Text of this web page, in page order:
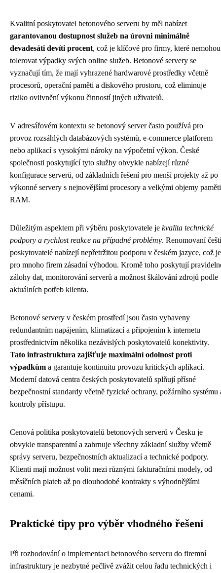
Kvalitní poskytovatel betonového serveru by měl nabízet
garantovanou dostupnost služeb na úrovni minimálně
devadesáti devíti procent, což je klíčové pro firmy, které nemohou
tolerovat výpadky svých online služeb. Betonové servery se
vyznačují tím, že mají vyhrazené hardwarové prostředky včetně
procesorů, operační paměti a diskového prostoru, což eliminuje
riziko ovlivnění výkonu činností jiných uživatelů.
V adresářovém kontextu se betonový server často používá pro
provoz rozsáhlých databázových systémů, e-commerce platforem
nebo aplikací s vysokými nároky na výpočetní výkon. České
společnosti poskytující tyto služby obvykle nabízejí různé
konfigurace serverů, od základních řešení pro menší projekty až po
výkonné servery s nejnovějšími procesory a velkými objemy paměti
RAM.
Důležitým aspektem při výběru poskytovatele je kvalita technické
podpory a rychlost reakce na případné problémy. Renomovaní čeští
poskytovatelé nabízejí nepřetržitou podporu v českém jazyce, což je
pro mnoho firem zásadní výhodou. Kromě toho poskytují
zálohy dat, monitorování serverů a možnost škálování zdrojů podle
aktuálních potřeb klienta.
Betonové servery v českém prostředí jsou často vybaveny
redundantním napájením, klimatizací a připojením k internetu
prostřednictvím několika nezávislých poskytovatelů konektivity.
Tato infrastruktura zajišťuje maximální odolnost proti
výpadkům a garantuje kontinuitu provozu kritických aplikací.
Moderní datová centra českých poskytovatelů splňují přísné
bezpečnostní standardy včetně fyzické ochrany, požárního systému
kontroly přístupu.
Cenová politika poskytovatelů betonových serverů v Česku je
obvykle transparentní a zahrnuje všechny základní služby včetně
správy serveru, bezpečnostních aktualizací a technické podpory.
Klienti mají možnost volit mezi různými fakturačními modely, od
měsíčních plateb až po dlouhodobé kontrakty s výhodnějšími
cenami.
Praktické tipy pro výběr vhodného řešení
Při rozhodování o implementaci betonového serveru do firemní
infrastruktury je nezbytné pečlivě zvážit celou řadu technických i